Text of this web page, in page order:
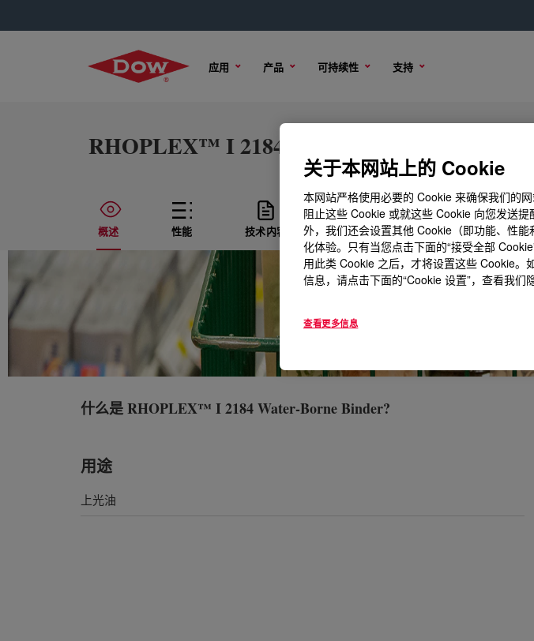
应用 产品 可持续性 支持
RHOPLEX™ I 2184 Water-Borne Binder
概述 性能 技术内容 样品选项 购买选项
什么是RHOPLEX™ I 2184 Water-Borne Binder?
用途
上光油
关于本网站上的 Cookie
本网站严格使用必要的 Cookie 来确保我们的
阻止这些 Cookie 或就这些 Cookie 向您发送
外，我们还会设置其他 Cookie（即功能、性
化体验。只有当您点击下面的“接受全部
用此类 Cookie 之后，才将设置这些 Cookie。
信息，请点击下面的“Cookie 设置”，查看我们
查看更多信息